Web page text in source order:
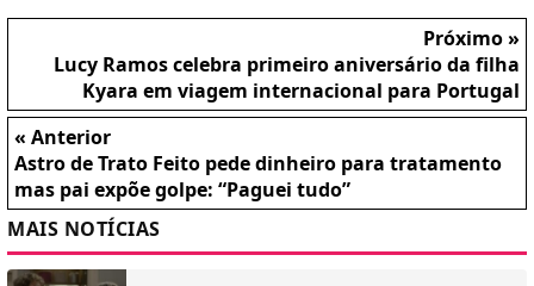
Próximo »
Lucy Ramos celebra primeiro aniversário da filha
Kyara em viagem internacional para Portugal
« Anterior
Astro de Trato Feito pede dinheiro para tratamento
mas pai expõe golpe: “Paguei tudo”
MAIS NOTÍCIAS